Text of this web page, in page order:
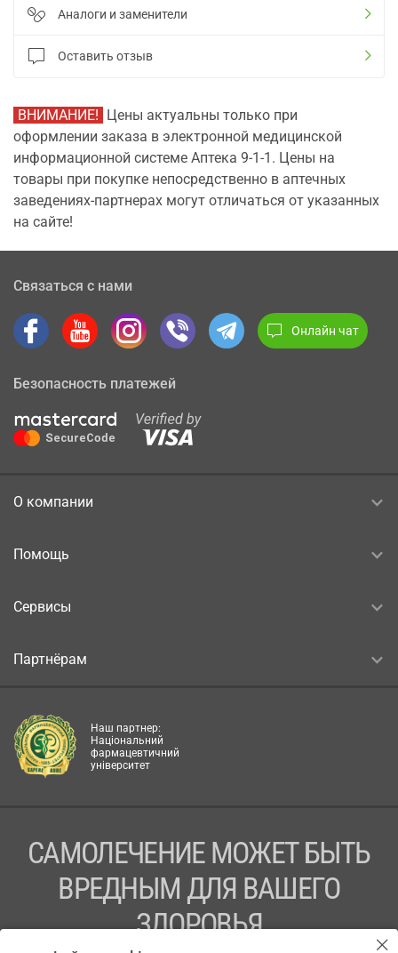
Аналоги и заменители
Оставить отзыв
ВНИМАНИЕ! Цены актуальны только при
оформлении заказа в электронной медицинской
информационной системе Аптека 9-1-1. Цены на
товары при покупке непосредственно в аптечных
заведениях-партнерах могут отличаться от указанных
на сайте!
Связаться с нами
Онлайн чат
Безопасность платежей
О компании
Помощь
Сервисы
Партнёрам
Наш партнер:
Національний
фармацевтичний
університет
САМОЛЕЧЕНИЕ МОЖЕТ БЫТЬ
ВРЕДНЫМ ДЛЯ ВАШЕГО
ЗДОРОВЬЯ